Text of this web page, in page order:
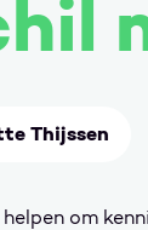
Thijssen
om